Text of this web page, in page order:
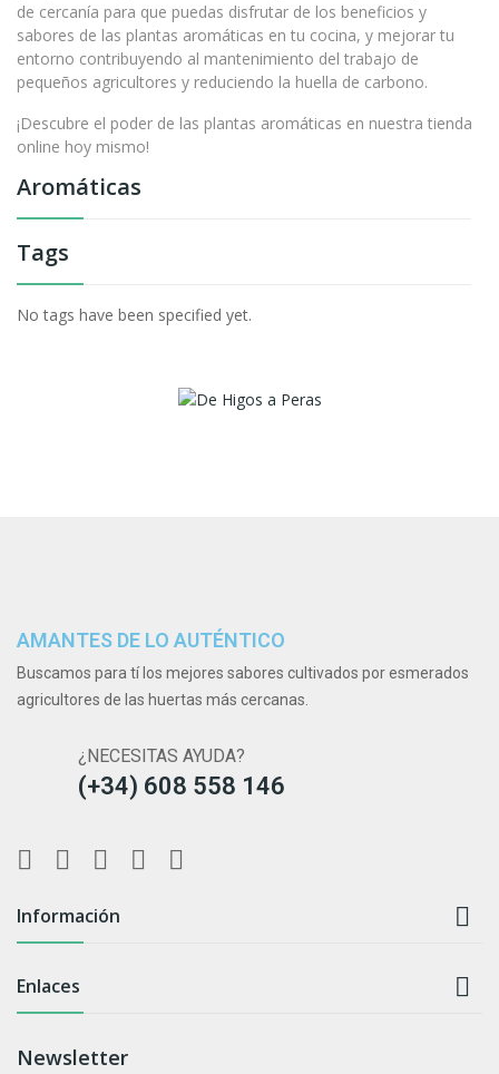
Aromáticas
Tags
No tags have been specified yet.
de cercanía para que puedas disfrutar de los beneficios y
sabores de las plantas aromáticas en tu cocina, y mejorar tu
entorno contribuyendo al mantenimiento del trabajo de
pequeños agricultores y reduciendo la huella de carbono.
¡Descubre el poder de las plantas aromáticas en nuestra tienda
online hoy mismo!
AMANTES DE LO AUTÉNTICO
Buscamos para tí los mejores sabores cultivados por esmerados
agricultores de las huertas más cercanas.
¿NECESITAS AYUDA?
(+34) 608 558 146
Información 
Enlaces 
Newsletter